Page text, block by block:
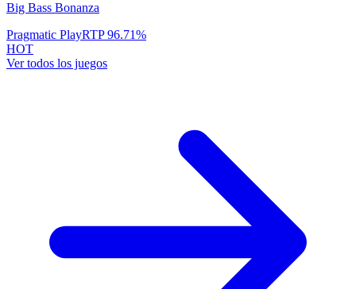
Big Bass Bonanza
Pragmatic PlayRTP96.71%
HOT
Ver todos los juegos